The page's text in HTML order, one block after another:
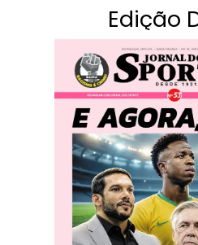
Edição